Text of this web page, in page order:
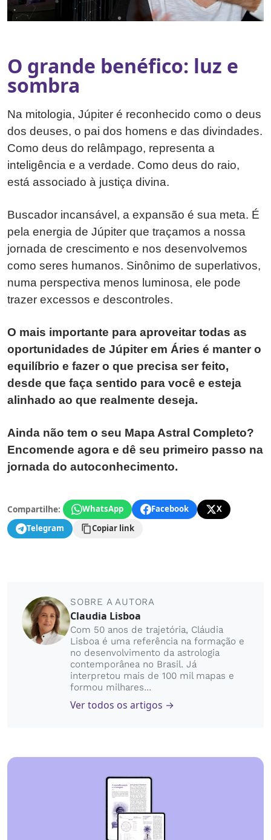
O grande benéfico: luz e
sombra
Na mitologia, Júpiter é reconhecido como o deus
dos deuses, o pai dos homens e das divindades.
Como deus do relâmpago, representa a
inteligência e a verdade. Como deus do raio,
está associado à justiça divina.
Buscador incansável, a expansão é sua meta. É
pela energia de Júpiter que traçamos a nossa
jornada de crescimento e nos desenvolvemos
como seres humanos. Sinônimo de superlativos,
numa perspectiva menos luminosa, ele pode
trazer excessos e descontroles.
O mais importante para aproveitar todas as
oportunidades de Júpiter em Áries é manter o
equilíbrio e fazer o que precisa ser feito,
desde que faça sentido para você e esteja
alinhado ao que realmente deseja.
Ainda não tem o seu Mapa Astral Completo?
Encomende agora e dê seu primeiro passo na
jornada do autoconhecimento.
Compartilhe: WhatsApp Facebook
X
Telegram
Copiar link
SOBRE A AUTORA
Claudia Lisboa
Com 50 anos de trajetória, Cláudia
Lisboa é uma referência na formação e
no desenvolvimento da astrologia
contemporânea no Brasil. Já
interpretou mais de 100 mil mapas e
formou milhares...
Ver todos os artigos →